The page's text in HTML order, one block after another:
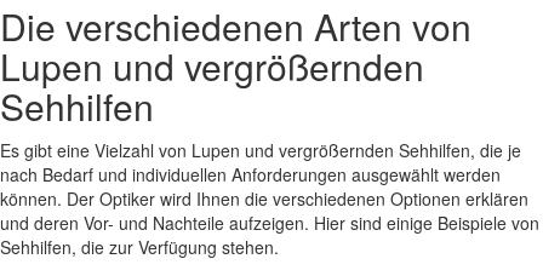
Die verschiedenen Arten von
Lupen und vergrößernden
Sehhilfen
Es gibt eine Vielzahl von Lupen und vergrößernden Sehhilfen, die je
nach Bedarf und individuellen Anforderungen ausgewählt werden
können. Der Optiker wird Ihnen die verschiedenen Optionen erklären
und deren Vor- und Nachteile aufzeigen. Hier sind einige Beispiele von
Sehhilfen, die zur Verfügung stehen.